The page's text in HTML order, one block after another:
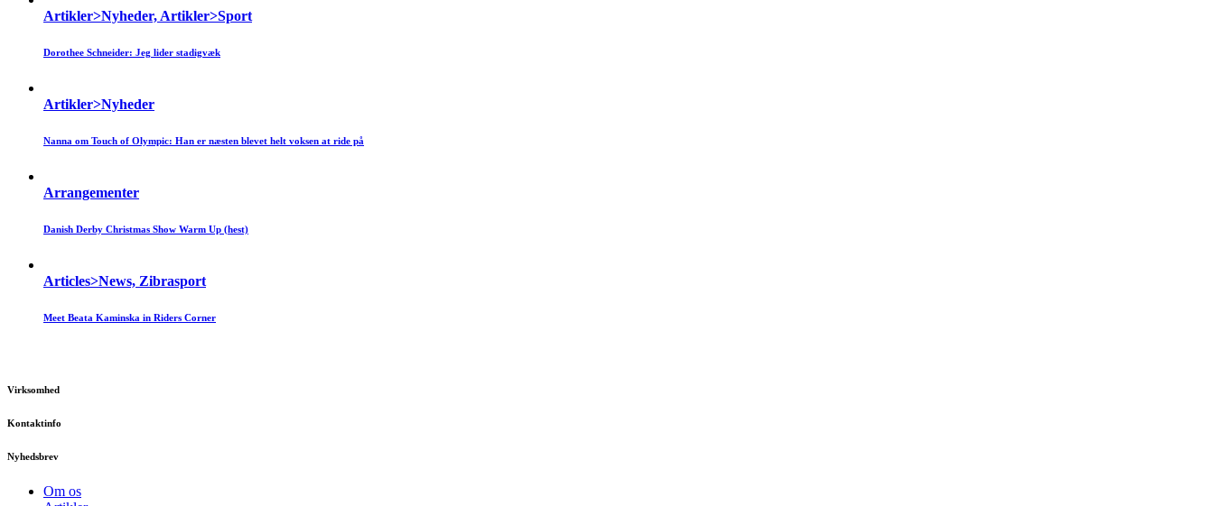
Artikler>Nyheder, Artikler>Sport
Dorothee Schneider: Jeg lider stadigvæk
Artikler>Nyheder
Nanna om Touch of Olympic: Han er næsten blevet helt voksen at ride på
Arrangementer
Danish Derby Christmas Show Warm Up (hest)
Articles>News, Zibrasport
Meet Beata Kaminska in Riders Corner
Virksomhed
Kontaktinfo
Nyhedsbrev
Om os